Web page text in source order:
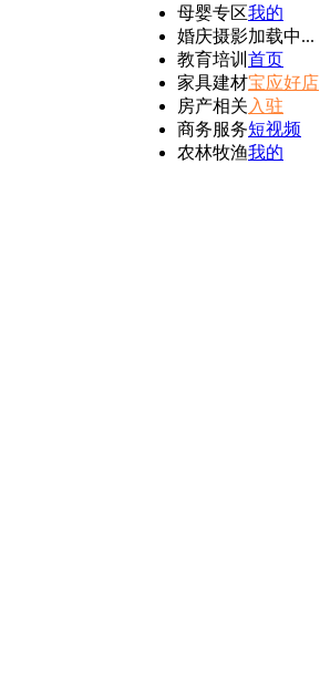
母婴专区
婚庆摄影
教育培训
家具建材
房产相关
商务服务
农林牧渔
我的
加载中...
首页
宝应好店
入驻
短视频
我的